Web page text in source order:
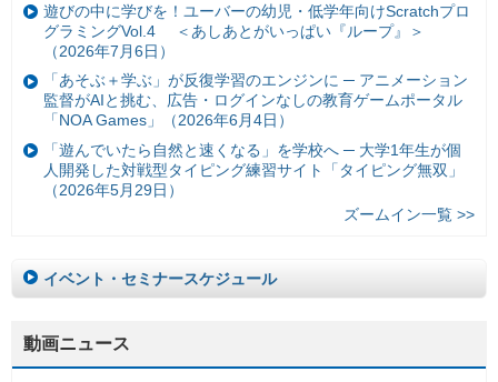
遊びの中に学びを！ユーバーの幼児・低学年向けScratchプロ
グラミングVol.4 ＜あしあとがいっぱい『ループ』＞
（2026年7月6日）
「あそぶ＋学ぶ」が反復学習のエンジンに ─ アニメーション
監督がAIと挑む、広告・ログインなしの教育ゲームポータル
「NOA Games」（2026年6月4日）
「遊んでいたら自然と速くなる」を学校へ ─ 大学1年生が個
人開発した対戦型タイピング練習サイト「タイピング無双」
（2026年5月29日）
ズームイン一覧 >>
イベント・セミナースケジュール
動画ニュース